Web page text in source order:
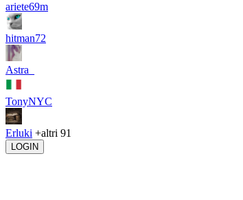
ariete69m
hitman72
Astra_
TonyNYC
Erluki +altri 91
LOGIN